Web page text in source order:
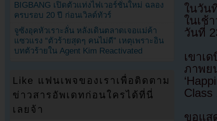
ในวัน
ในเช้
วันที่
เขาเ
ภาพ
Class
ขอแส
BIGBANG เปิดตัวแท่งไฟเวอร์ชั่นใหม่ ฉลอง
ครบรอบ 20 ปี ก่อนเวิลด์ทัวร์
จูซังอุคหัวเราะลั่น หลังเดินตลาดเจอแม่ค้า
แซวแรง “ตัวร้ายสุดๆ คนไม่ดี” เหตุเพราะอิน
บทตัวร้ายใน Agent Kim Reactivated
Like แฟนเพจของเราเพื่อติดตาม
ข่าวสารอัพเดทก่อนใครได้ที่นี่
เลยจ้า